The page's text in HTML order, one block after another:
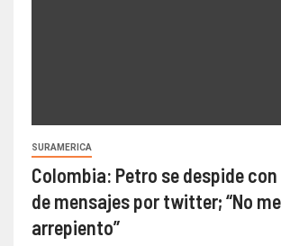
SURAMERICA
Colombia: Petro se despide
de mensajes por twitter; “No me
arrepiento”